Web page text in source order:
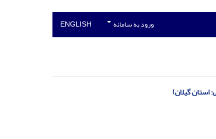
ورود به سامانه ENGLISH
استان گیلان)